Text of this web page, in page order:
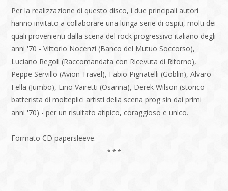
Per la realizzazione di questo disco, i due principali autori
hanno invitato a collaborare una lunga serie di ospiti, molti dei
quali provenienti dalla scena del rock progressivo italiano degli
anni '70 - Vittorio Nocenzi (Banco del Mutuo Soccorso),
Luciano Regoli (Raccomandata con Ricevuta di Ritorno),
Peppe Servillo (Avion Travel), Fabio Pignatelli (Goblin), Alvaro
Fella (Jumbo), Lino Vairetti (Osanna), Derek Wilson (storico
batterista di molteplici artisti della scena prog sin dai primi
anni '70) - per un risultato atipico, coraggioso e unico.
Formato CD papersleeve.
* * *